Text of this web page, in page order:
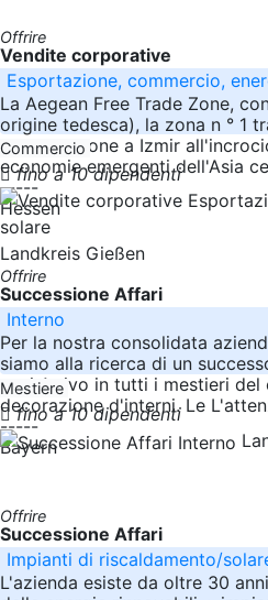
Offrire
Vendite corporative
Esportazione, commercio,
La Aegean Free Trade Zone,
origine tedesca), la zona n ° 1
l'esportazione a Izmir
economie emergenti dell'Asia
-----
Hessen
Commercio
fino a 10 dipendenti
Landkreis Gießen
Offrire
Successione Affari
Interno
Per la nostra consolidata
siamo alla ricerca di un
anni Attivo in tutti i mestieri del
decorazione d'interni. Le
-----
Bayern
Mestiere
fino a 10 dipendenti
Offrire
Successione Affari
Impianti di riscaldamento/
L'azienda esiste da oltre 30